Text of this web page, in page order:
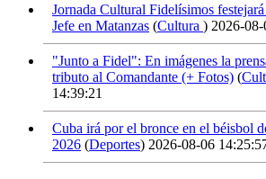
Jornada Cultural Fidelísimos
Jefe en Matanzas (Cultura ) 2026-
"Junto a Fidel": En imágenes la
tributo al Comandante (+ Fotos) (
14:39:21
Cuba irá por el bronce en el béisbol
2026 (Deportes) 2026-08-06